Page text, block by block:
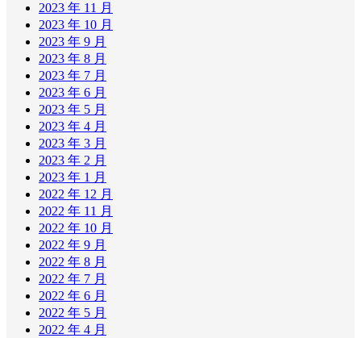
2023 年 11 月
2023 年 10 月
2023 年 9 月
2023 年 8 月
2023 年 7 月
2023 年 6 月
2023 年 5 月
2023 年 4 月
2023 年 3 月
2023 年 2 月
2023 年 1 月
2022 年 12 月
2022 年 11 月
2022 年 10 月
2022 年 9 月
2022 年 8 月
2022 年 7 月
2022 年 6 月
2022 年 5 月
2022 年 4 月